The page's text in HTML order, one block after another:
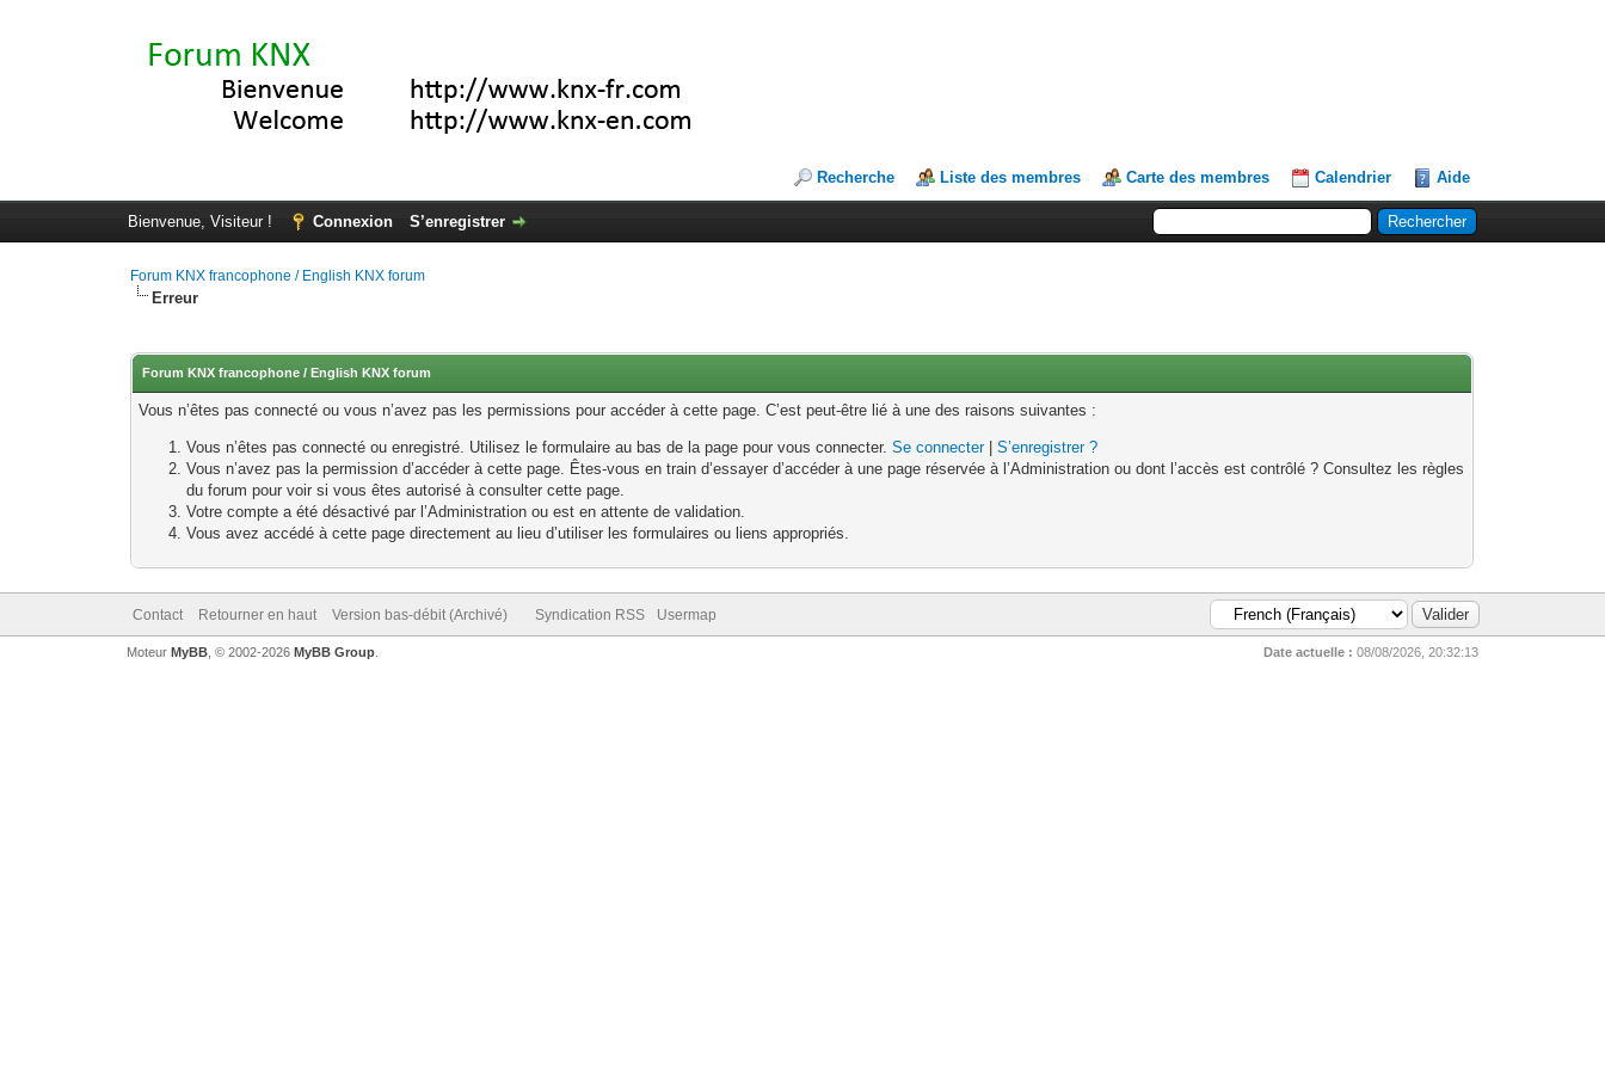
Recherche Liste des membres Carte des membres Calendrier Aide
Bienvenue, Visiteur ! Connexion S’enregistrer
Forum KNX francophone / English KNX forum
Erreur
Forum KNX francophone / English KNX forum
Vous n’êtes pas connecté ou vous n’avez pas les permissions pour accéder à cette page. C’est peut-être lié à une des raisons suivantes :
Vous n’êtes pas connecté ou enregistré. Utilisez le formulaire au bas de la page pour vous connecter.Se connecter|S’enregistrer ?
Vous n’avez pas la permission d’accéder à cette page. Êtes-vous en train d’essayer d’accéder à une page réservée à l’Administration ou dont l’accès est contrôlé ? Consultez les règles
du forum pour voir si vous êtes autorisé à consulter cette page.
Votre compte a été désactivé par l’Administration ou est en attente de validation.
Vous avez accédé à cette page directement au lieu d’utiliser les formulaires ou liens appropriés.
Contact Retourner en haut Version bas-débit (Archivé) Syndication RSS Usermap
Date actuelle : 08/08/2026, 20:32:13
Moteur MyBB, © 2002-2026 MyBB Group.